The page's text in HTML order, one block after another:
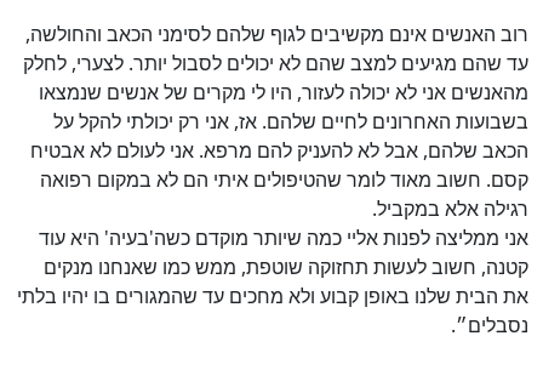
רוב האנשים אינם מקשיבים לגוף שלהם לסימני הכאב והחולשה,
עד שהם מגיעים למצב שהם לא יכולים לסבול יותר. לצערי, לחלק
מהאנשים אני לא יכולה לעזור, היו לי מקרים של אנשים שנמצאו
בשבועות האחרונים לחיים שלהם. אז, אני רק יכולתי להקל על
הכאב שלהם, אבל לא להעניק להם מרפא. אני לעולם לא אבטיח
קסם. חשוב מאוד לומר שהטיפולים איתי הם לא במקום רפואה
רגילה אלא במקביל.
אני ממליצה לפנות אליי כמה שיותר מוקדם כשה'בעיה' היא עוד
קטנה, חשוב לעשות תחזוקה שוטפת, ממש כמו שאנחנו מנקים
את הבית שלנו באופן קבוע ולא מחכים עד שהמגורים בו יהיו בלתי
נסבלים״.